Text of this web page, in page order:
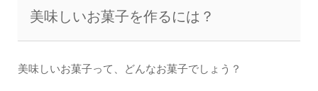
美味しいお菓子を作るには？
美味しいお菓子って、どんなお菓子でしょう？